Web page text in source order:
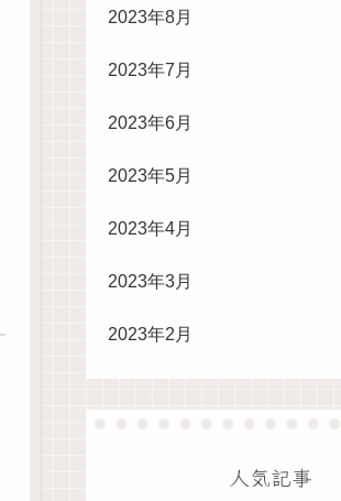
2023年8月
2023年7月
2023年6月
2023年5月
2023年4月
2023年3月
2023年2月
人気記事